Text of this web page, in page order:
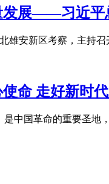
发展——习近平
雄安新区考察，主持
命 走好新时
中国革命的重要圣地